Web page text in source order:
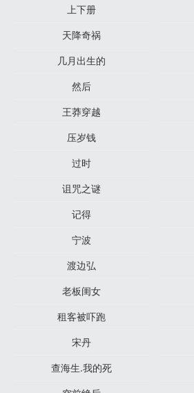
上下册
天降奇祸
几月出生的
然后
王莽穿越
压岁钱
过时
诅咒之谜
记得
宁波
渡边弘
老板闺女
租客被吓跑
宋丹
查海生.我的死